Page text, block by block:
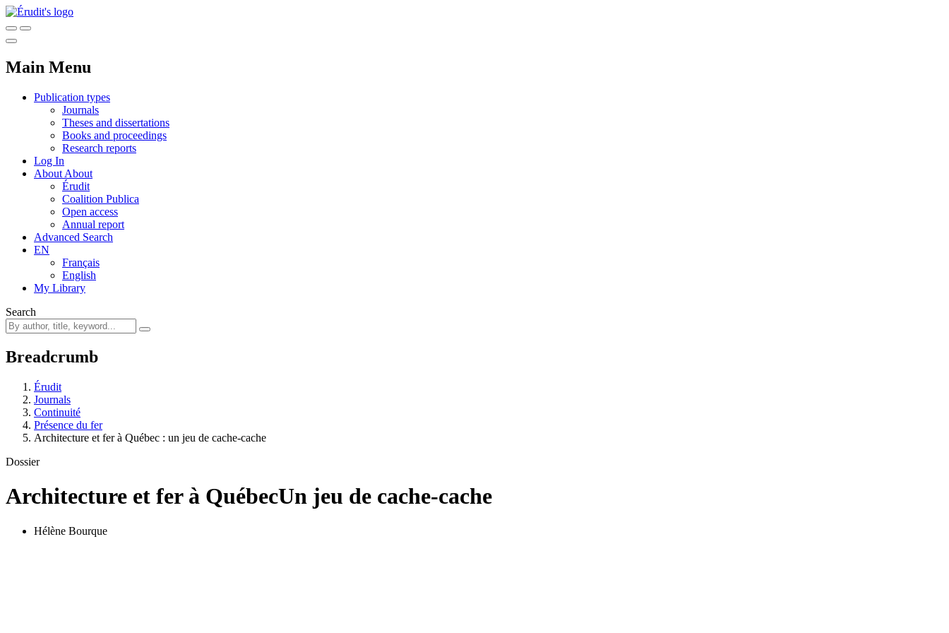
Main Menu
Publication types
Journals
Theses and dissertations
Books and proceedings
Research reports
Log In
About About
Érudit
Coalition Publica
Open access
Annual report
Advanced Search
EN
Français
English
My Library
Search
Breadcrumb
Érudit
Journals
Continuité
Présence du fer
Architecture et fer à Québec : un jeu de cache-cache
Dossier
Architecture et fer à QuébecUn jeu de cache-cache
Hélène Bourque